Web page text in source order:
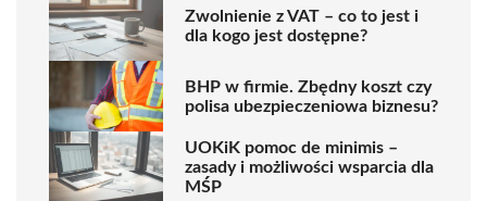
Zwolnienie z VAT – co to jest i
dla kogo jest dostępne?
BHP w firmie. Zbędny koszt czy
polisa ubezpieczeniowa biznesu?
UOKiK pomoc de minimis –
zasady i możliwości wsparcia dla
MŚP